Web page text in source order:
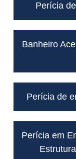
Perícia
Banheiro
Perícia de
Perícia em